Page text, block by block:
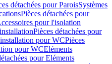
détachées pour ParoisSystèmes
Pièces détachées pour
pour l'isolation
Pièces détachées pour
pour WCPièces
pour WCEléments
pour Eléments